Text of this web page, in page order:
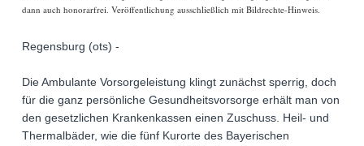
dann auch honorarfrei. Veröffentlichung ausschließlich mit Bildrechte-Hinweis.
Regensburg (ots) -
Die Ambulante Vorsorgeleistung klingt zunächst sperrig, doch
für die ganz persönliche Gesundheitsvorsorge erhält man von
den gesetzlichen Krankenkassen einen Zuschuss. Heil- und
Thermalbäder, wie die fünf Kurorte des Bayerischen